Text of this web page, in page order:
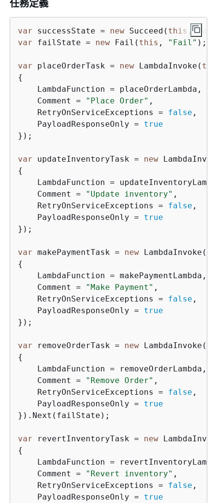
任務定義
var successState = new Succeed( this ,
var failState = new Fail( this , "Fail" );
var placeOrderTask = new LambdaInvoke(
{
    LambdaFunction = placeOrderLambda,
    Comment =
"Place Order" ,
    RetryOnServiceExceptions =
false ,
    PayloadResponseOnly =
true
});
var updateInventoryTask = new
{
LambdaFunction =
    Comment =
"Update inventory" ,
    RetryOnServiceExceptions =
false ,
    PayloadResponseOnly =
true
});
var makePaymentTask = new LambdaInvoke(
{
    LambdaFunction = makePaymentLambda,
    Comment =
"Make Payment" ,
    RetryOnServiceExceptions =
false ,
    PayloadResponseOnly =
true
});
var removeOrderTask = new LambdaInvoke(
{
    LambdaFunction = removeOrderLambda,
    Comment =
"Remove Order" ,
    RetryOnServiceExceptions =
false ,
    PayloadResponseOnly =
true
}).Next(failState);
var revertInventoryTask = new
{
LambdaFunction =
    Comment =
"Revert inventory" ,
    RetryOnServiceExceptions =
false ,
    PayloadResponseOnly =
true